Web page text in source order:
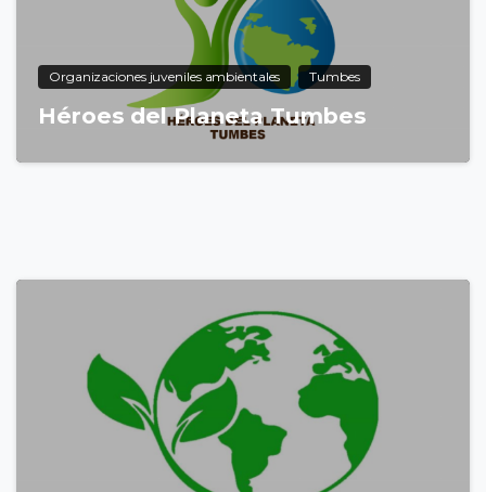
Organizaciones juveniles ambientales Tumbes
Héroes del Planeta Tumbes